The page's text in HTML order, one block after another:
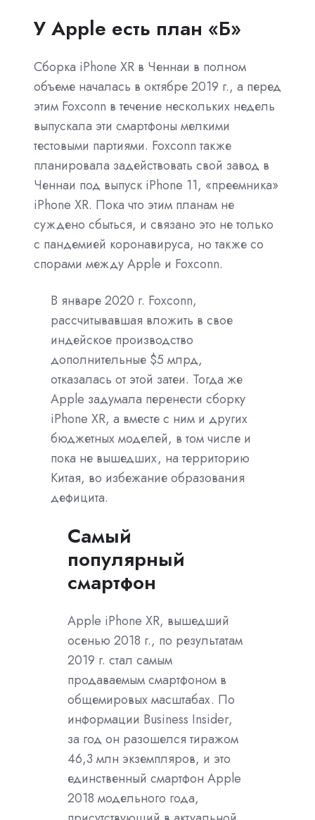
У Apple есть план «Б»
Сборка iPhone XR в Ченнаи в полном
объеме началась в октябре 2019 г., а перед
этим Foxconn в течение нескольких недель
выпускала эти смартфоны мелкими
тестовыми партиями. Foxconn также
планировала задействовать свой завод в
Ченнаи под выпуск iPhone 11, «преемника»
iPhone XR. Пока что этим планам не
суждено сбыться, и связано это не только
с пандемией коронавируса, но также со
спорами между Apple и Foxconn.
В январе 2020 г. Foxconn,
рассчитывавшая вложить в свое
индейское производство
дополнительные $5 млрд,
отказалась от этой затеи. Тогда же
Apple задумала перенести сборку
iPhone XR, а вместе с ним и других
бюджетных моделей, в том числе и
пока не вышедших, на территорию
Китая, во избежание образования
дефицита.
Самый
популярный
смартфон
Apple iPhone XR, вышедший
осенью 2018 г., по результатам
2019 г. стал самым
продаваемым смартфоном в
общемировых масштабах. По
информации Business Insider,
за год он разошелся тиражом
46,3 млн экземпляров, и это
единственный смартфон Apple
2018 модельного года,